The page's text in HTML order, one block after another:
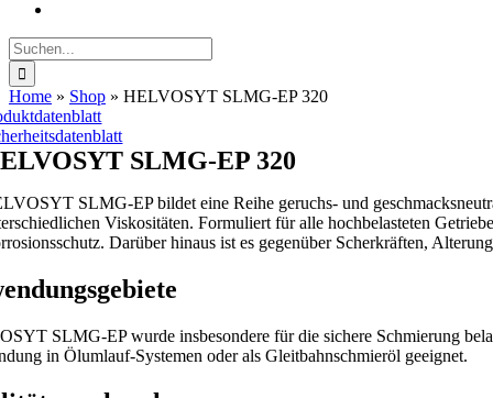
Suche
nach:
Home » Shop » HELVOSYT SLMG-EP 320
SLMG-EP 320
SLMG-EP bildet eine Reihe geruchs- und
Viskositäten. Formuliert für alle hochbelasteten
Darüber hinaus ist es gegenüber Scherkräften,
SLMG-EP wurde insbesondere für die sichere Schmierung
in Ölumlauf-Systemen oder als Gleitbahnschmieröl geeignet.